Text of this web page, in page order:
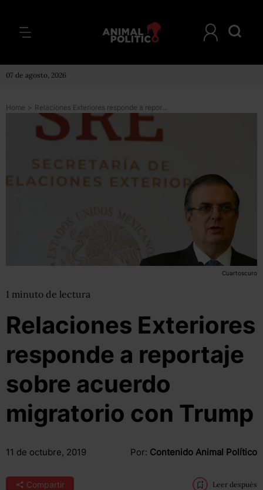
07 de agosto, 2026
Home > Relaciones Exteriores responde a reportaje sobre acuerdo migratorio con Trump
Cuartoscuro
1 minuto de lectura
Relaciones Exteriores
responde a reportaje
sobre acuerdo
migratorio con Trump
11 de octubre, 2019 Por: Contenido Animal Político
Compartir Leer después